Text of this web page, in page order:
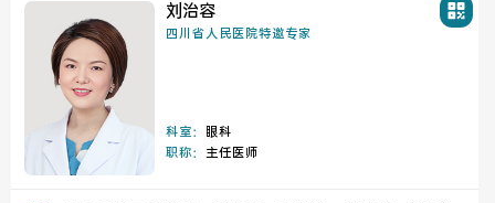
党建阵地
榜样力量
刘治容
四川省人民医院特邀专家
科室： 眼科
职称：主任医师